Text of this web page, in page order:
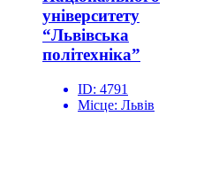
університету
“Львівська
політехніка”
ID: 4791
Місце: Львів